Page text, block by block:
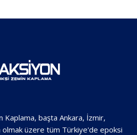
Kaplama, başta Ankara, İzmir,
olmak üzere tüm Türkiye'de epoksi